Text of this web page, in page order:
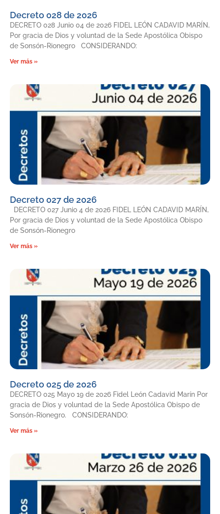
Decreto 028 de 2026
DECRETO 028 Junio 04 de 2026 FIDEL LEÓN CADAVID MARÍN,
Por gracia de Dios y voluntad de la Sede Apostólica Obispo
de Sonsón-Rionegro CONSIDERANDO:
Ver más »
Decreto 027 de 2026
DECRETO 027 Junio 4 de 2026 FIDEL LEÓN CADAVID MARÍN,
Por gracia de Dios y voluntad de la Sede Apostólica Obispo
de Sonsón-Rionegro
Ver más »
Decreto 025 de 2026
DECRETO 025 Mayo 19 de 2026 Fidel León Cadavid Marín Por
gracia de Dios y voluntad de la Sede Apostólica Obispo de
Sonsón-Rionegro. CONSIDERANDO:
Ver más »